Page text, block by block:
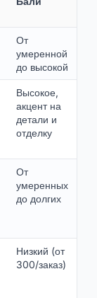
От
умеренной
до высокой
Высокое,
акцент на
детали и
отделку
От
умеренных
до долгих
Низкий (от
300/заказ)